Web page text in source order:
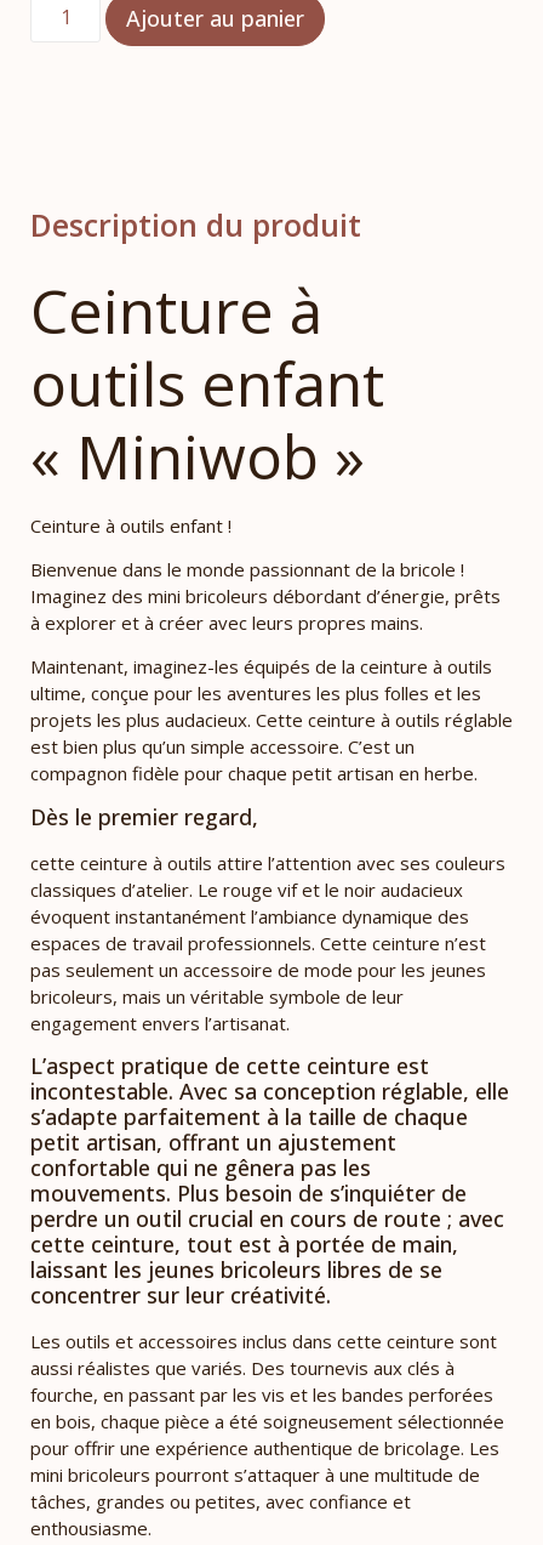
Ajouter au panier
Description du produit
Ceinture à
outils enfant
« Miniwob »
Ceinture à outils enfant !
Bienvenue dans le monde passionnant de la bricole !
Imaginez des mini bricoleurs débordant d’énergie, prêts
à explorer et à créer avec leurs propres mains.
Maintenant, imaginez-les équipés de la ceinture à outils
ultime, conçue pour les aventures les plus folles et les
projets les plus audacieux. Cette ceinture à outils réglable
est bien plus qu’un simple accessoire. C’est un
compagnon fidèle pour chaque petit artisan en herbe.
Dès le premier regard,
cette ceinture à outils attire l’attention avec ses couleurs
classiques d’atelier. Le rouge vif et le noir audacieux
évoquent instantanément l’ambiance dynamique des
espaces de travail professionnels. Cette ceinture n’est
pas seulement un accessoire de mode pour les jeunes
bricoleurs, mais un véritable symbole de leur
engagement envers l’artisanat.
L’aspect pratique de cette ceinture est
incontestable. Avec sa conception réglable, elle
s’adapte parfaitement à la taille de chaque
petit artisan, offrant un ajustement
confortable qui ne gênera pas les
mouvements. Plus besoin de s’inquiéter de
perdre un outil crucial en cours de route ; avec
cette ceinture, tout est à portée de main,
laissant les jeunes bricoleurs libres de se
concentrer sur leur créativité.
Les outils et accessoires inclus dans cette ceinture sont
aussi réalistes que variés. Des tournevis aux clés à
fourche, en passant par les vis et les bandes perforées
en bois, chaque pièce a été soigneusement sélectionnée
pour offrir une expérience authentique de bricolage. Les
mini bricoleurs pourront s’attaquer à une multitude de
tâches, grandes ou petites, avec confiance et
enthousiasme.